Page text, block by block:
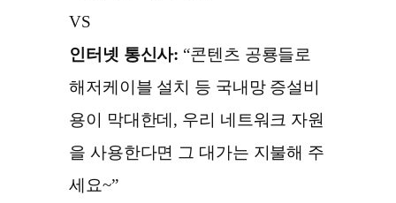
VS
인터넷 통신사: “콘텐츠 공룡들로
해저케이블 설치 등 국내망 증설비
용이 막대한데, 우리 네트워크 자원
을 사용한다면 그 대가는 지불해 주
세요~”